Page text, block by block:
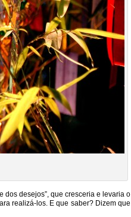
dos desejos”, que cresceria e levaria o
realizá-los. E que saber? Dizem que